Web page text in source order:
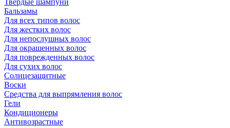
Твердые шампуни
Бальзамы
Для всех типов волос
Для жестких волос
Для непослушных волос
Для окрашенных волос
Для поврежденных волос
Для сухих волос
Солнцезащитные
Воски
Средства для выпрямления волос
Гели
Кондиционеры
Антивозрастные